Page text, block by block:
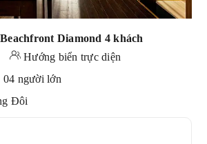
Diamond 4 khách
Hướng biển trực diện
04 người lớn
Đôi